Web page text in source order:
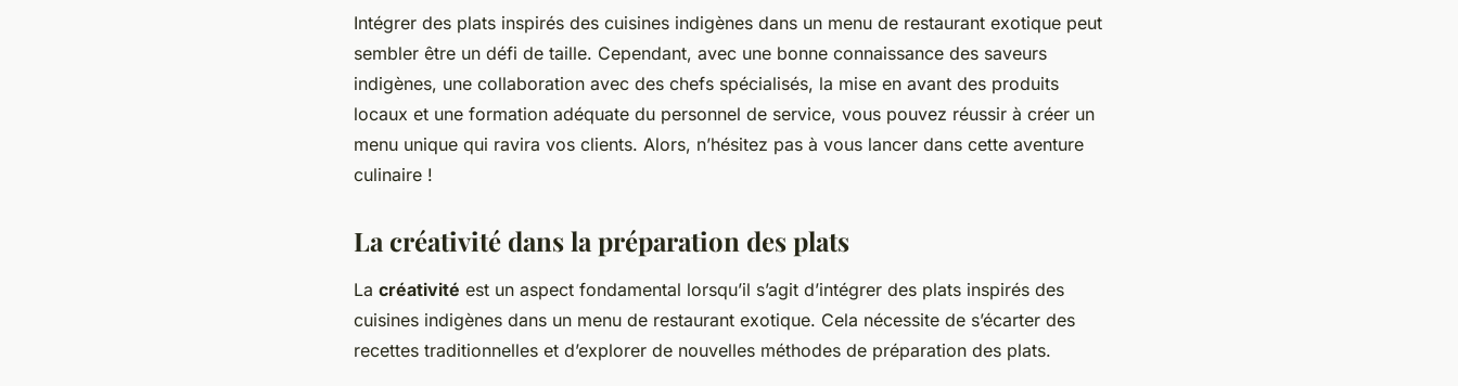
Intégrer des plats inspirés des cuisines indigènes dans un menu de restaurant exotique peut
sembler être un défi de taille. Cependant, avec une bonne connaissance des saveurs
indigènes, une collaboration avec des chefs spécialisés, la mise en avant des produits
locaux et une formation adéquate du personnel de service, vous pouvez réussir à créer un
menu unique qui ravira vos clients. Alors, n’hésitez pas à vous lancer dans cette aventure
culinaire !
La créativité dans la préparation des plats
La créativité est un aspect fondamental lorsqu’il s’agit d’intégrer des plats inspirés des
cuisines indigènes dans un menu de restaurant exotique. Cela nécessite de s’écarter des
recettes traditionnelles et d’explorer de nouvelles méthodes de préparation des plats.